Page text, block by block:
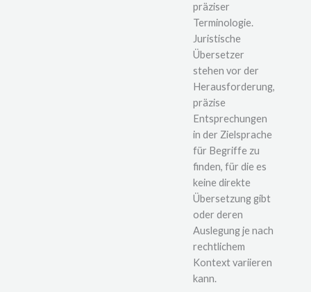
präziser
Terminologie.
Juristische
Übersetzer
stehen vor der
Herausforderung,
präzise
Entsprechungen
in der Zielsprache
für Begriffe zu
finden, für die es
keine direkte
Übersetzung gibt
oder deren
Auslegung je nach
rechtlichem
Kontext variieren
kann.